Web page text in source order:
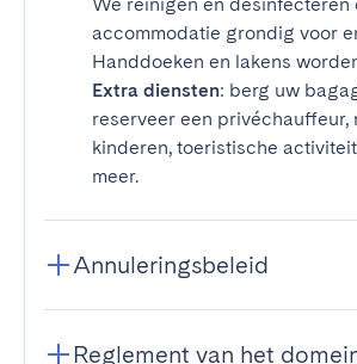
accommodatie grondig voor
Handdoeken en lakens
Extra diensten: berg uw
reserveer een privéchauffeur,
kinderen, toeristische
meer.
Annuleringsbeleid
Reglement van het